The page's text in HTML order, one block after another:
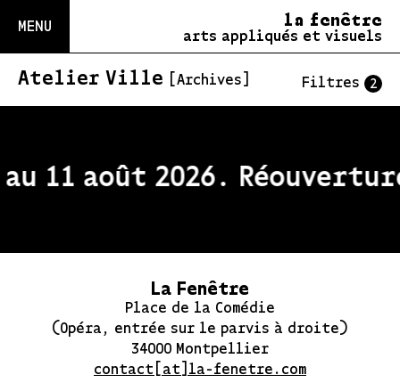
MENU la fenêtre
arts appliqués et visuels
Atelier Ville [Archives] Filtres 2
11 août 2026.
La Fenêtre
Place de la Comédie
(Opéra, entrée sur le parvis à droite)
34000 Montpellier
contact[at]la-fenetre.com